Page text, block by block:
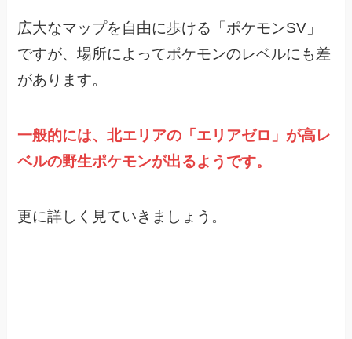
広大なマップを自由に歩ける「ポケモンSV」
ですが、場所によってポケモンのレベルにも差
があります。
一般的には、北エリアの「エリアゼロ」が高レ
ベルの野生ポケモンが出るようです。
更に詳しく見ていきましょう。